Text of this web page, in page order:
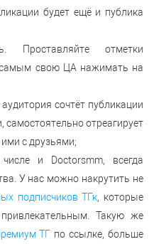
будет ещё и публика
Проставляйте отметки
свою ЦА нажимать на
сочтёт публикации
отреагирует
с друзьями;
и Doctorsmm, всегда
У нас можно накрутить не
подписчиков ТГк , которые
Такую же
ТГ по ссылке, больше